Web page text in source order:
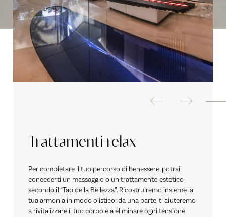
Trattamenti relax
Per completare il tuo percorso di benessere, potrai
concederti un massaggio o un trattamento estetico
secondo il “Tao della Bellezza”. Ricostruiremo insieme la
tua armonia in modo olistico: da una parte, ti aiuteremo
a rivitalizzare il tuo corpo e a eliminare ogni tensione